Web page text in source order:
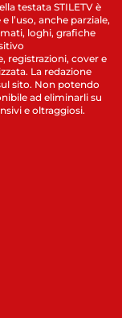
testata STILETV è
l’uso, anche parziale,
loghi, grafiche
registrazioni, cover e
La redazione
sito. Non potendo
ad eliminarli su
e oltraggiosi.